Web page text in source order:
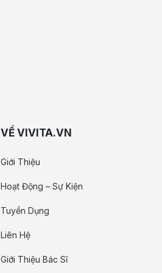
VỀ VIVITA.VN
Giới Thiệu
Hoạt Động – Sự Kiện
Tuyển Dụng
Liên Hệ
Giới Thiệu Bác Sĩ